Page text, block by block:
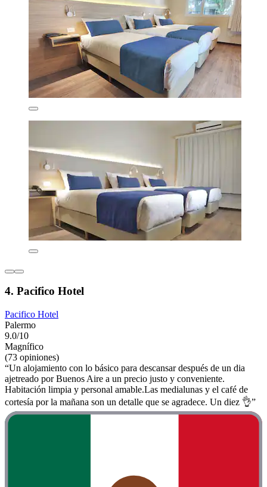
4. Pacifico Hotel
Pacifico Hotel
Palermo
9.0/10
Magnífico
(73 opiniones)
“Un alojamiento con lo básico para descansar después de un dia
ajetreado por Buenos Aire a un precio justo y conveniente.
Habitación limpia y personal amable.Las medialunas y el café de
cortesía por la mañana son un detalle que se agradece. Un diez 👌”